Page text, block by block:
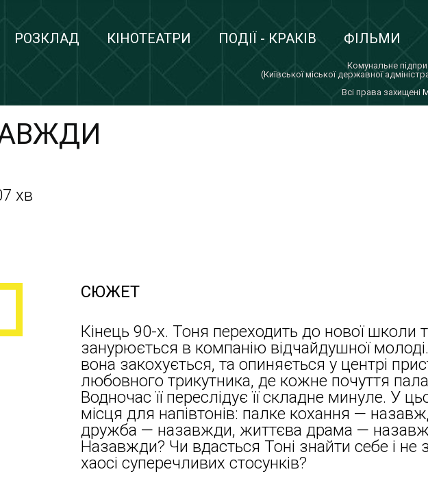
РОЗКЛАД КІНОТЕАТРИ ПОДІЇ - КРАКІВ ФІЛЬМИ
Комунальне
(Київської міської державної
Всi права захищенi
хв
СЮЖЕТ
Кінець 90-х. Тоня переходить до нової школи
занурюється в компанію відчайдушної
вона закохується, та опиняється у центрі
любовного трикутника, де кожне почуття
Водночас її переслідує її складне минуле. У
місця для напівтонів: палке кохання —
дружба — назавжди, життєва драма —
Назавжди? Чи вдасться Тоні знайти себе і не
хаосі суперечливих стосунків?